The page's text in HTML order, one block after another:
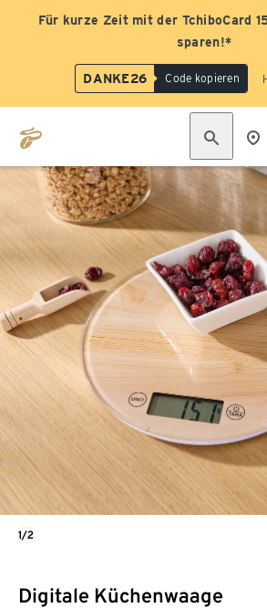
Für kurze Zeit mit der TchiboCard
sparen!*
DANKE26 Code kopieren
Digitale Küchenwaage
1/2